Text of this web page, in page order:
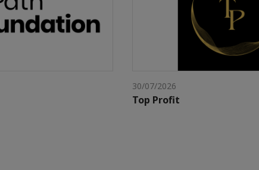
30/07/2026
Top Profit